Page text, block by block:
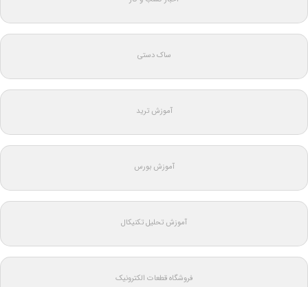
ساک دستی
آموزش ترید
آموزش بورس
آموزش تحلیل تکنیکال
فروشگاه قطعات الکترونیک